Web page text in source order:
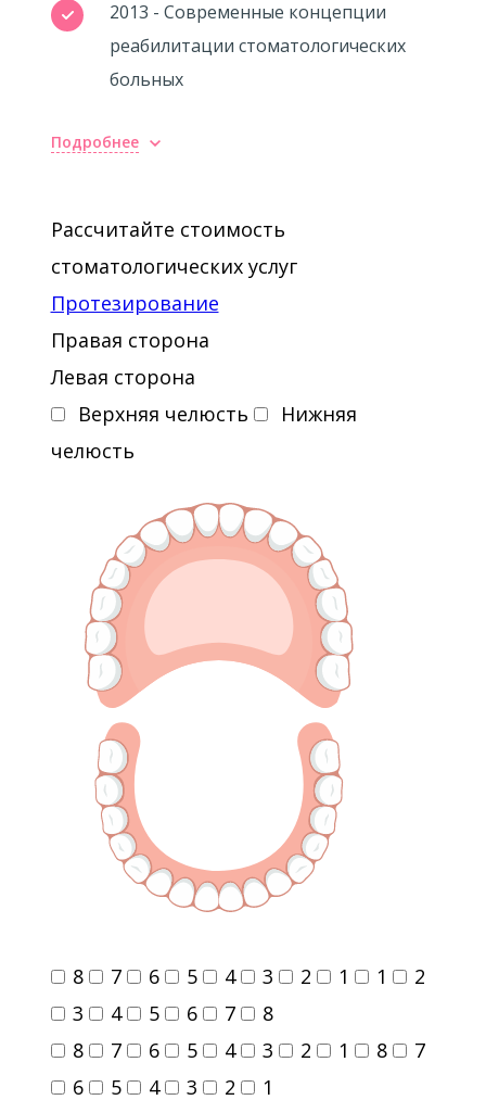
2013 - Современные концепции
реабилитации стоматологических
больных
Подробнее
Рассчитайте стоимость
стоматологических услуг
Протезирование
Правая сторона
Левая сторона
Верхняя челюсть
Нижняя
челюсть
8 7 6 5 4 3 2 1 1
2
3
4 5 6 7
8
8
7 6 5 4 3 2 1 8
7
6
5 4 3 2 1